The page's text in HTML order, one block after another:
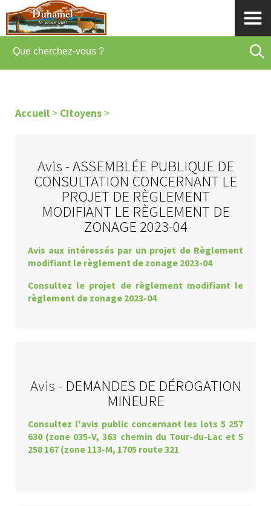
Accueil > Citoyens >
Avis -ASSEMBLÉE PUBLIQUE DE
CONSULTATION CONCERNANT LE
PROJET DE RÈGLEMENT
MODIFIANT LE RÈGLEMENT DE
ZONAGE 2023-04
Avis aux intéressés par un projet de Règlement
modifiant le règlement de zonage 2023-04
Consultez le projet de règlement modifiant le
règlement de zonage 2023-04
Avis - DEMANDES DE DÉROGATION
MINEURE
Consultez l'avis public concernant les lots 5 257
630 (zone 035-V, 363 chemin du Tour-du-Lac et 5
258 167 (zone 113-M, 1705 route 321